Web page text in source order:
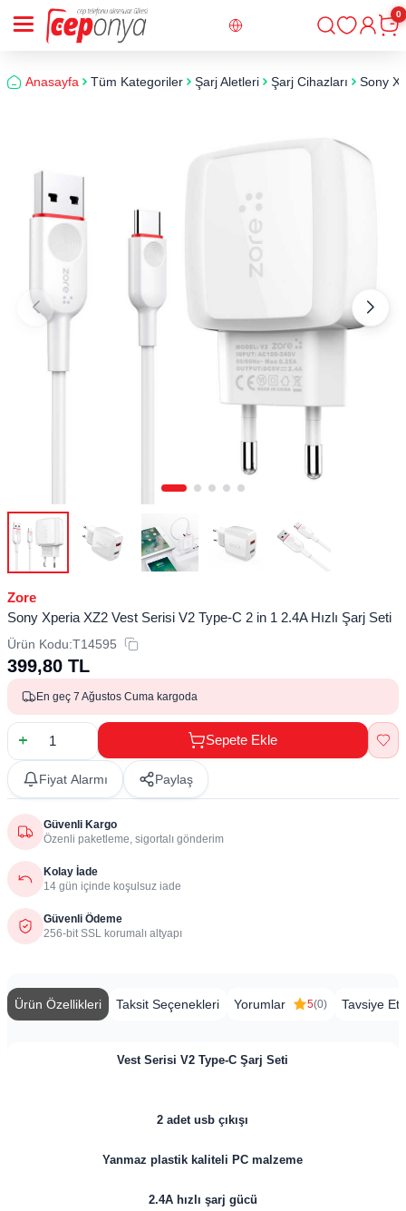
Giriş
0
Anasayfa Tüm Kategoriler Şarj Aletleri Şarj Cihazları Sony
Zore
Sony Xperia XZ2 Vest Serisi V2 Type-C 2 in 1 2.4A Hızlı Şarj Seti
Ürün Kodu:T14595
399,80 TL
En geç 7 Ağustos Cuma kargoda
Sepete Ekle
Fiyat Alarmı Paylaş
Güvenli Kargo
Özenli paketleme, sigortalı gönderim
Kolay İade
14 gün içinde koşulsuz iade
Güvenli Ödeme
256-bit SSL korumalı altyapı
Ürün Özellikleri Taksit Seçenekleri Yorumlar 5(0) Tavsiye Et
Vest Serisi V2 Type-C Şarj Seti
2 adet usb çıkışı
Yanmaz plastik kaliteli PC malzeme
2.4A hızlı şarj gücü